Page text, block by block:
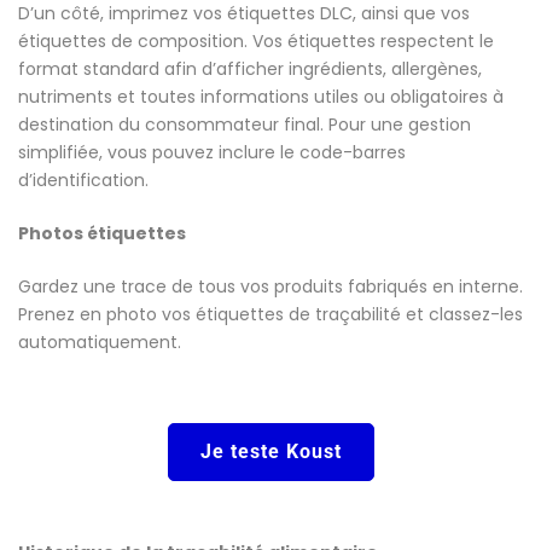
D’un côté, imprimez vos étiquettes DLC, ainsi que vos
étiquettes de composition. Vos étiquettes respectent le
format standard afin d’afficher ingrédients, allergènes,
nutriments et toutes informations utiles ou obligatoires à
destination du consommateur final. Pour une gestion
simplifiée, vous pouvez inclure le code-barres
d’identification.
Photos étiquettes
Gardez une trace de tous vos produits fabriqués en interne.
Prenez en photo vos étiquettes de traçabilité et classez-les
automatiquement.
Je teste Koust